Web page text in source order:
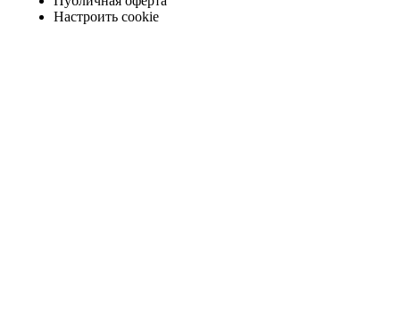
Настроить cookie